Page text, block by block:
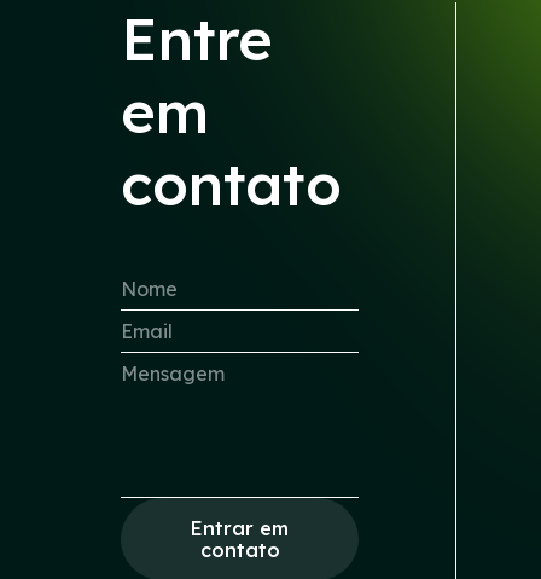
Entre
em
contato
Entrar em
contato